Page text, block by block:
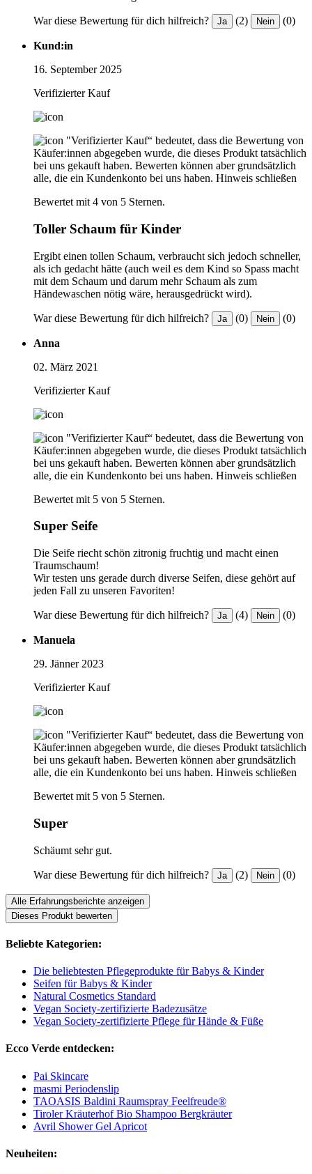
War diese Bewertung für dich hilfreich? Ja (2) Nein (0)
Kund:in
16. September 2025
Verifizierter Kauf
"Verifizierter Kauf“ bedeutet, dass die Bewertung von
Käufer:innen abgegeben wurde, die dieses Produkt tatsächlich
bei uns gekauft haben. Bewerten können aber grundsätzlich
alle, die ein Kundenkonto bei uns haben. Hinweis schließen
Bewertet mit 4 von 5 Sternen.
Toller Schaum für Kinder
Ergibt einen tollen Schaum, verbraucht sich jedoch schneller,
als ich gedacht hätte (auch weil es dem Kind so Spass macht
mit dem Schaum und darum mehr Schaum als zum
Händewaschen nötig wäre, herausgedrückt wird).
War diese Bewertung für dich hilfreich? Ja (0) Nein (0)
Anna
02. März 2021
Verifizierter Kauf
"Verifizierter Kauf“ bedeutet, dass die Bewertung von
Käufer:innen abgegeben wurde, die dieses Produkt tatsächlich
bei uns gekauft haben. Bewerten können aber grundsätzlich
alle, die ein Kundenkonto bei uns haben. Hinweis schließen
Bewertet mit 5 von 5 Sternen.
Super Seife
Die Seife riecht schön zitronig fruchtig und macht einen
Traumschaum!
Wir testen uns gerade durch diverse Seifen, diese gehört auf
jeden Fall zu unseren Favoriten!
War diese Bewertung für dich hilfreich? Ja (4) Nein (0)
Manuela
29. Jänner 2023
Verifizierter Kauf
"Verifizierter Kauf“ bedeutet, dass die Bewertung von
Käufer:innen abgegeben wurde, die dieses Produkt tatsächlich
bei uns gekauft haben. Bewerten können aber grundsätzlich
alle, die ein Kundenkonto bei uns haben. Hinweis schließen
Bewertet mit 5 von 5 Sternen.
Super
Schäumt sehr gut.
War diese Bewertung für dich hilfreich? Ja (2) Nein (0)
Alle Erfahrungsberichte anzeigen
Dieses Produkt bewerten
Beliebte Kategorien:
Die beliebtesten Pflegeprodukte für Babys & Kinder
Seifen für Babys & Kinder
Natural Cosmetics Standard
Vegan Society-zertifizierte Badezusätze
Vegan Society-zertifizierte Pflege für Hände & Füße
Ecco Verde entdecken:
Pai Skincare
masmi Periodenslip
TAOASIS Baldini Raumspray Feelfreude®
Tiroler Kräuterhof Bio Shampoo Bergkräuter
Avril Shower Gel Apricot
Neuheiten: